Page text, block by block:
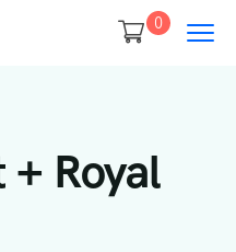
0
Royal